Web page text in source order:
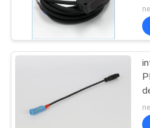
Sensores
cilíndricos